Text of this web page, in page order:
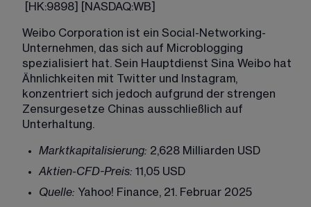
[HK:9898] [NASDAQ:WB]
Weibo Corporation ist ein Social-Networking-
Unternehmen, das sich auf Microblogging
spezialisiert hat. Sein Hauptdienst Sina Weibo hat
Ähnlichkeiten mit Twitter und Instagram,
konzentriert sich jedoch aufgrund der strengen
Zensurgesetze Chinas ausschließlich auf
Unterhaltung.
Marktkapitalisierung: 2,628 Milliarden USD
Aktien-CFD-Preis: 11,05 USD
Quelle: Yahoo! Finance, 21. Februar 2025